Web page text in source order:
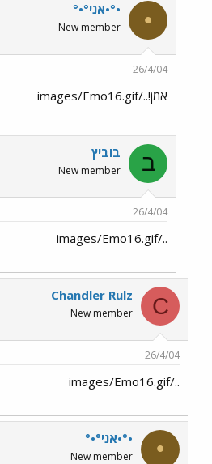
• •°•אני°•°
New member
26/4/04
אמן!../images/Emo16.gif
ב בוביץ
New member
26/4/04
../images/Emo16.gif
C
Chandler Rulz
New member
26/4/04
../images/Emo16.gif
• •°•אני°•°
New member